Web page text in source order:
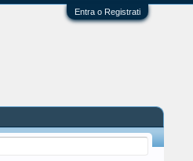
Entra o Registrati